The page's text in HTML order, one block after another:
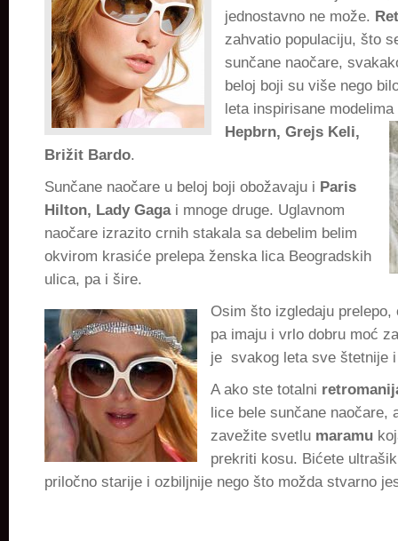
jednostavno ne može.
zahvatio populaciju, što
sunčane naočare,
beloj boji su više nego
leta inspirisane
Hepbrn, Grejs Keli,
Brižit Bardo.
Sunčane naočare u beloj boji obožavaju i Paris
Hilton, Lady Gagai mnoge druge. Uglavnom
naočare izrazito crnih stakala sa debelim belim
okvirom krasiće prelepa ženska lica Beogradskih
ulica, pa i šire.
Osim što izgledaju
pa imaju i vrlo dobru moć
je svakog leta sve štetnije
A ako ste totalni
lice bele sunčane naočare,
zavežite svetlu maramu
prekriti kosu. Bićete
priločno starije i ozbiljnije nego što možda stvarno